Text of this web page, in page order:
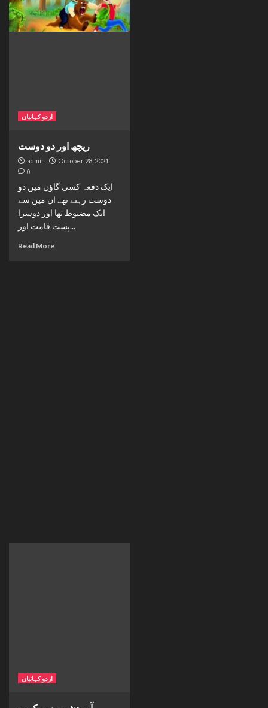
اردو کہانیاں
ریچھ اور دو دوست
admin October 28, 2021
0
ایک دفعہ کسی گاؤں میں دو
دوست رہتے تھے ان میں سے
ایک مضبوط تھا اور دوسرا
پست قامت اور...
Read More
اردو کہانیاں